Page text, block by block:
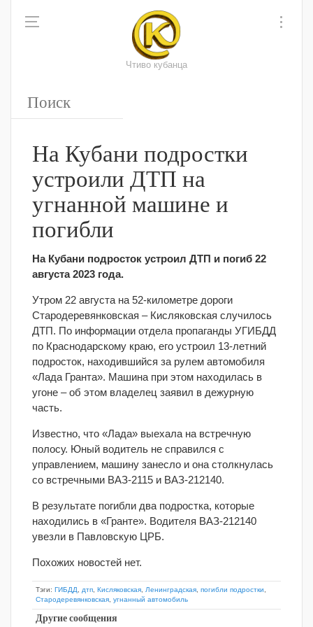
Чтиво кубанца
На Кубани подростки
устроили ДТП на
угнанной машине и
погибли
На Кубани подросток устроил ДТП и погиб 22
августа 2023 года.
Утром 22 августа на 52-километре дороги
Стародеревянковская – Кисляковская случилось
ДТП. По информации отдела пропаганды УГИБДД
по Краснодарскому краю, его устроил 13-летний
подросток, находившийся за рулем автомобиля
«Лада Гранта». Машина при этом находилась в
угоне – об этом владелец заявил в дежурную
часть.
Известно, что «Лада» выехала на встречную
полосу. Юный водитель не справился с
управлением, машину занесло и она столкнулась
со встречными ВАЗ-2115 и ВАЗ-212140.
В результате погибли два подростка, которые
находились в «Гранте». Водителя ВАЗ-212140
увезли в Павловскую ЦРБ.
Похожих новостей нет.
Тэги: ГИБДД дтп Кисляковская Ленинградская погибли подростки
Стародеревянковская угнанный автомобиль
Другие сообщения